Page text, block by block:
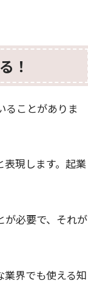
！
ることがありま
表現します。起業
が必要で、それが
業界でも使える知